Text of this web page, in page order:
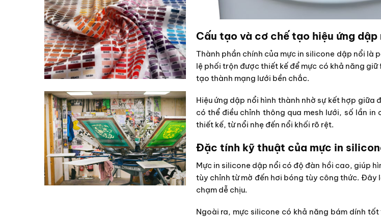
Cấu tạo và cơ chế tạo hiệu ứng dập
Thành phần chính của mực in silicone dập nổi là
lệ phối trộn được thiết kế để mực có khả năng
tạo thành mạng lưới bền chắc.
Hiệu ứng dập nổi hình thành nhờ sự kết hợp
có thể điều chỉnh thông qua mesh lưới, số lần
thiết kế, từ nổi nhẹ đến nổi khối rõ rệt.
Đặc tính kỹ thuật của mực in
Mực in silicone dập nổi có độ đàn hồi cao, giúp
tùy chỉnh từ mờ đến hơi bóng tùy công thức.
chạm dễ chịu.
Ngoài ra, mực silicone có khả năng bám dính